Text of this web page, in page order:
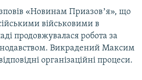
«Новинам Приазовʼя», що
військовими в
продовжувалася робота за
Викрадений Максим
організаційні процеси.